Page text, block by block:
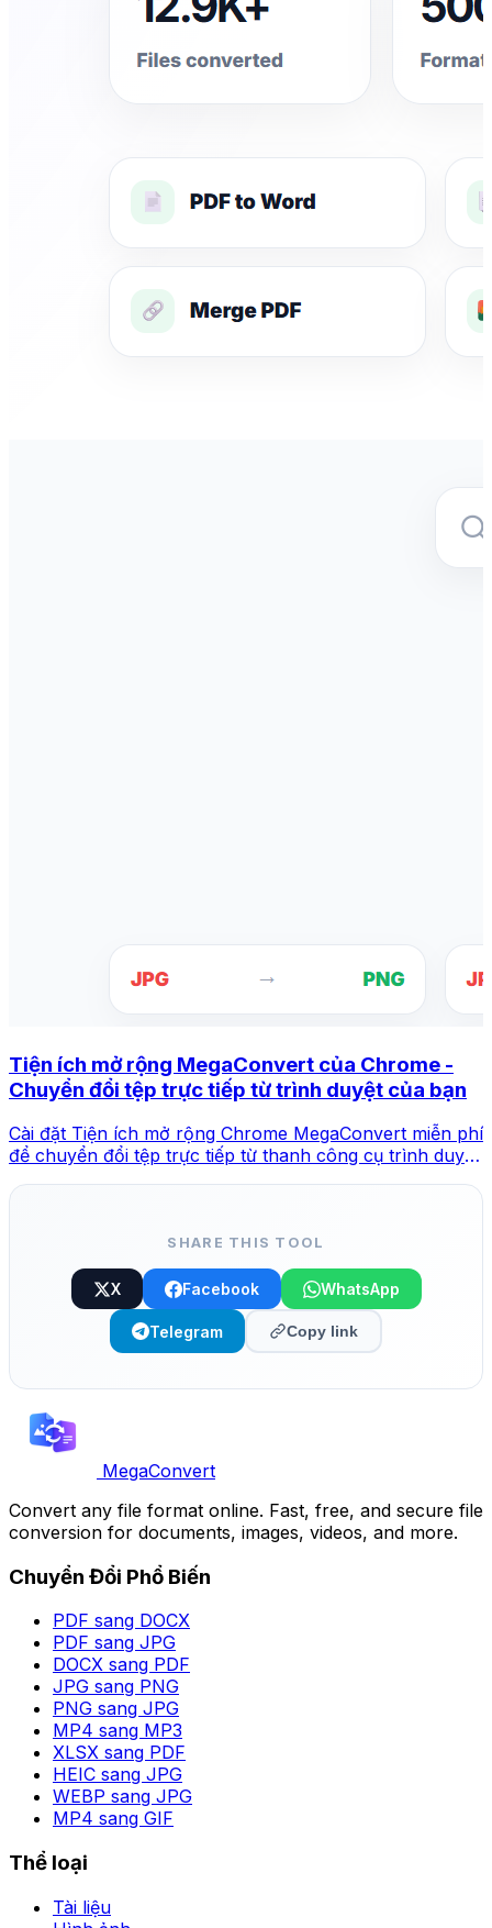
Tiện ích mở rộng MegaConvert của Chrome -
Chuyển đổi tệp trực tiếp từ trình duyệt của bạn
Cài đặt Tiện ích mở rộng Chrome MegaConvert miễn phí
để chuyển đổi tệp trực tiếp từ thanh công cụ trình duyệt
đổi, truy cập ngay vào tất cả các công cụ từ Chrome.
SHARE THIS TOOL
X Facebook WhatsApp
Telegram Copy link
MegaConvert
Convert any file format online. Fast, free, and secure file
conversion for documents, images, videos, and more.
Chuyển Đổi Phổ Biến
PDF sang DOCX
PDF sang JPG
DOCX sang PDF
JPG sang PNG
PNG sang JPG
MP4 sang MP3
XLSX sang PDF
HEIC sang JPG
WEBP sang JPG
MP4 sang GIF
Thể loại
Tài liệu